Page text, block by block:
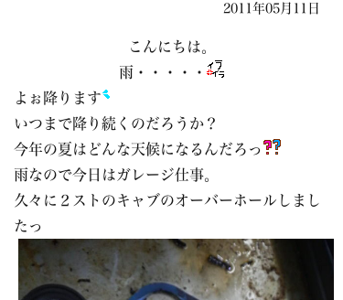
2011年05月11日
こんにちは。
雨・・・・・
よぉ降ります
いつまで降り続くのだろうか？
今年の夏はどんな天候になるんだろっ
雨なので今日はガレージ仕事。
久々に２ストのキャブのオーバーホールしまし
たっ